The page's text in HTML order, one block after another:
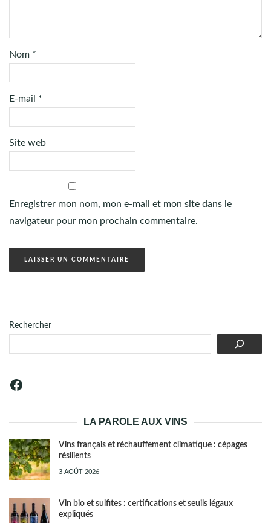
Nom *
E-mail *
Site web
Enregistrer mon nom, mon e-mail et mon site dans le
navigateur pour mon prochain commentaire.
Rechercher
Facebook
LA PAROLE AUX VINS
Vins français et réchauffement climatique : cépages
résilients
3 AOÛT 2026
Vin bio et sulfites : certifications et seuils légaux
expliqués